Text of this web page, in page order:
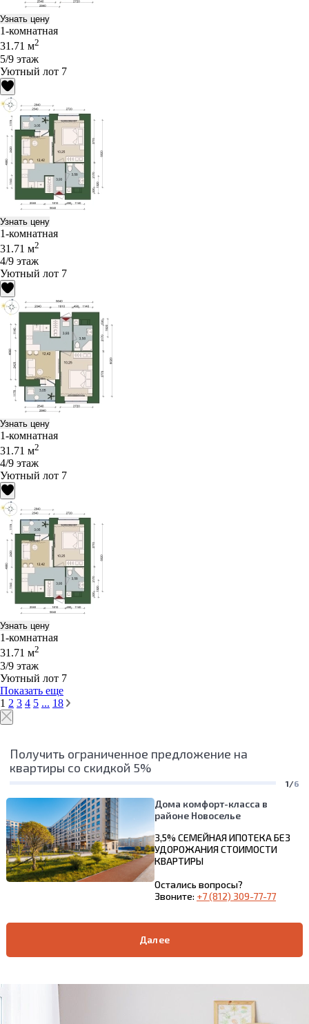
Узнать цену
1-комнатная
31.71 м2
5/9 этаж
Уютный лот 7
Узнать цену
1-комнатная
31.71 м2
4/9 этаж
Уютный лот 7
Узнать цену
1-комнатная
31.71 м2
4/9 этаж
Уютный лот 7
Узнать цену
1-комнатная
31.71 м2
3/9 этаж
Уютный лот 7
Показать еще
1 2 3 4 5 ... 18
Получить ограниченное предложение на
квартиры со скидкой 5%
1/6
Дома комфорт-класса в
районе Новоселье
3,5% СЕМЕЙНАЯ ИПОТЕКА БЕЗ
УДОРОЖАНИЯ СТОИМОСТИ
КВАРТИРЫ
Остались вопросы?
Звоните: +7 (812) 309-77-77